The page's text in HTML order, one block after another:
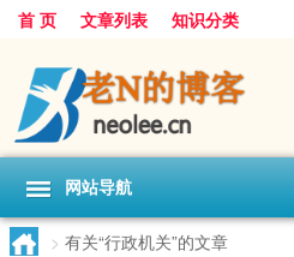
首 页 文章列表 知识分类
网站导航
> 有关“行政机关”的文章